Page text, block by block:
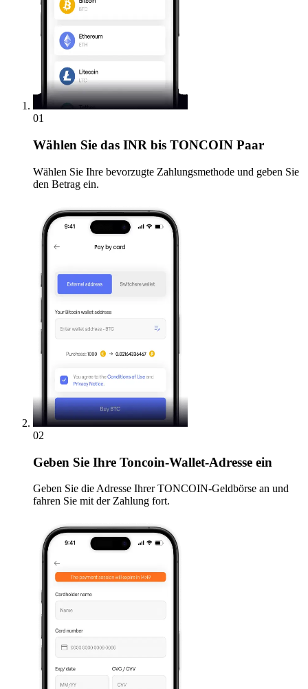
01
Wählen Sie das INR bis TONCOIN Paar
Wählen Sie Ihre bevorzugte Zahlungsmethode und geben Sie
den Betrag ein.
02
Geben Sie Ihre Toncoin-Wallet-Adresse ein
Geben Sie die Adresse Ihrer TONCOIN-Geldbörse an und
fahren Sie mit der Zahlung fort.